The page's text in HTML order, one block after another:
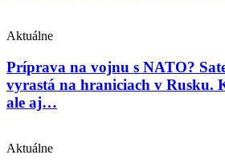
Aktuálne
Príprava na vojnu s NATO?
vyrastá na hraniciach v Rusku.
ale aj…
Aktuálne